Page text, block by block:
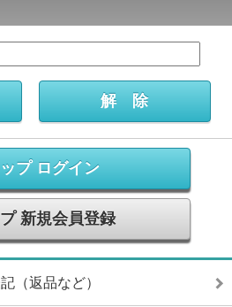
プ ログイン
新規会員登録
（返品など）